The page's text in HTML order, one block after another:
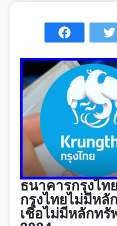
ธนาคารกรุงไท
กรุงไทยไม่มีหลั
เชื่อไม่มีหลักท